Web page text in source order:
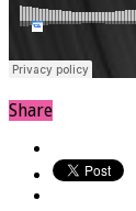
Share